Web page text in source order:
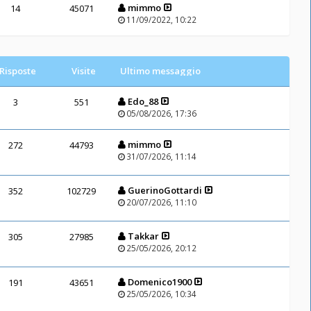
14 45071 mimmo
11/09/2022, 10:22
Risposte Visite Ultimo messaggio
3 551 Edo_88
05/08/2026, 17:36
272 44793 mimmo
31/07/2026, 11:14
352 102729 GuerinoGottardi
20/07/2026, 11:10
305 27985 Takkar
25/05/2026, 20:12
191 43651 Domenico1900
25/05/2026, 10:34